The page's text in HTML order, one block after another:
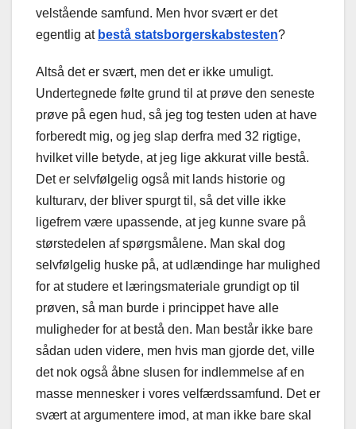
velstående samfund. Men hvor svært er det
egentlig at bestå statsborgerskabstesten?
Altså det er svært, men det er ikke umuligt.
Undertegnede følte grund til at prøve den seneste
prøve på egen hud, så jeg tog testen uden at have
forberedt mig, og jeg slap derfra med 32 rigtige,
hvilket ville betyde, at jeg lige akkurat ville bestå.
Det er selvfølgelig også mit lands historie og
kulturarv, der bliver spurgt til, så det ville ikke
ligefrem være upassende, at jeg kunne svare på
størstedelen af spørgsmålene. Man skal dog
selvfølgelig huske på, at udlændinge har mulighed
for at studere et læringsmateriale grundigt op til
prøven, så man burde i princippet have alle
muligheder for at bestå den. Man består ikke bare
sådan uden videre, men hvis man gjorde det, ville
det nok også åbne slusen for indlemmelse af en
masse mennesker i vores velfærdssamfund. Det er
svært at argumentere imod, at man ikke bare skal